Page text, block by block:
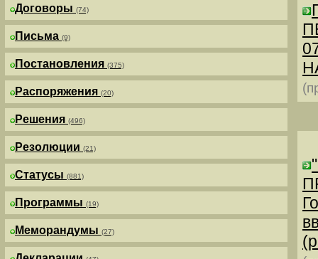
Договоры (74)
Письма (9)
Постановления (375)
Распоряжения (20)
Решения (496)
Резолюции (21)
Статусы (881)
Программы (19)
Меморандумы (27)